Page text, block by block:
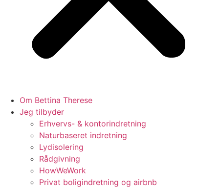
Om Bettina Therese
Jeg tilbyder
Erhvervs- & kontorindretning
Naturbaseret indretning
Lydisolering
Rådgivning
HowWeWork
Privat boligindretning og airbnb